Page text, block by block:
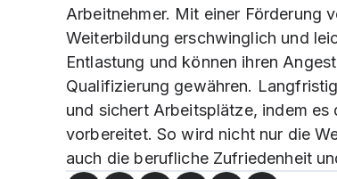
Arbeitnehmer. Mit einer Förderung
Weiterbildung erschwinglich und
Entlastung und können ihren
Qualifizierung gewähren.
und sichert Arbeitsplätze, indem
vorbereitet. So wird nicht nur die
auch die berufliche Zufriedenheit